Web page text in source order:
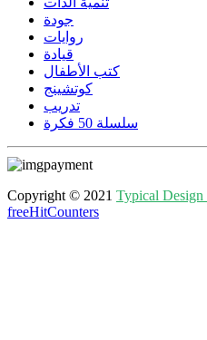
جودة
روايات
قيادة
كتب الأطفال
كوتشينج
تدريب
سلسلة 50 فكرة
Copyright © 2021 Typical Design
freeHitCounters